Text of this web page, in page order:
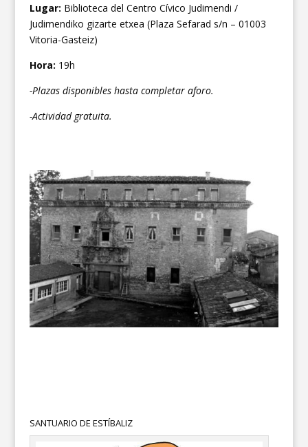
Lugar: Biblioteca del Centro Cívico Judimendi /
Judimendiko gizarte etxea (Plaza Sefarad s/n – 01003
Vitoria-Gasteiz)
Hora: 19h
-Plazas disponibles hasta completar aforo.
-Actividad gratuita.
SANTUARIO DE ESTÍBALIZ